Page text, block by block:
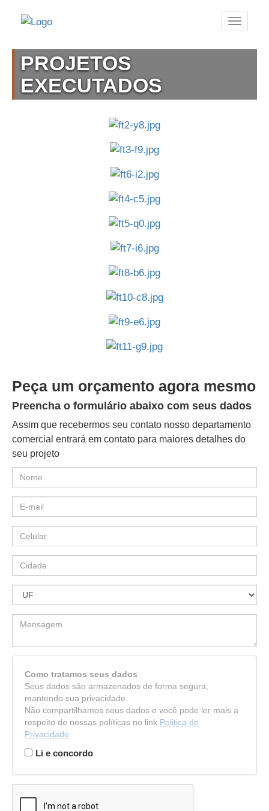
PROJETOS
EXECUTADOS
Peça um orçamento agora mesmo
Preencha o formulário abaixo com seus dados
Assim que recebermos seu contato nosso departamento
comercial entrará em contato para maiores detalhes do
seu projeto
Como tratamos seus dados
Seus dados são armazenados de forma segura,
mantendo sua privacidade.
Não compartilhamos seus dados e você pode ler mais a
respeito de nossas políticas no link Politica de
Privacidade
Li e concordo